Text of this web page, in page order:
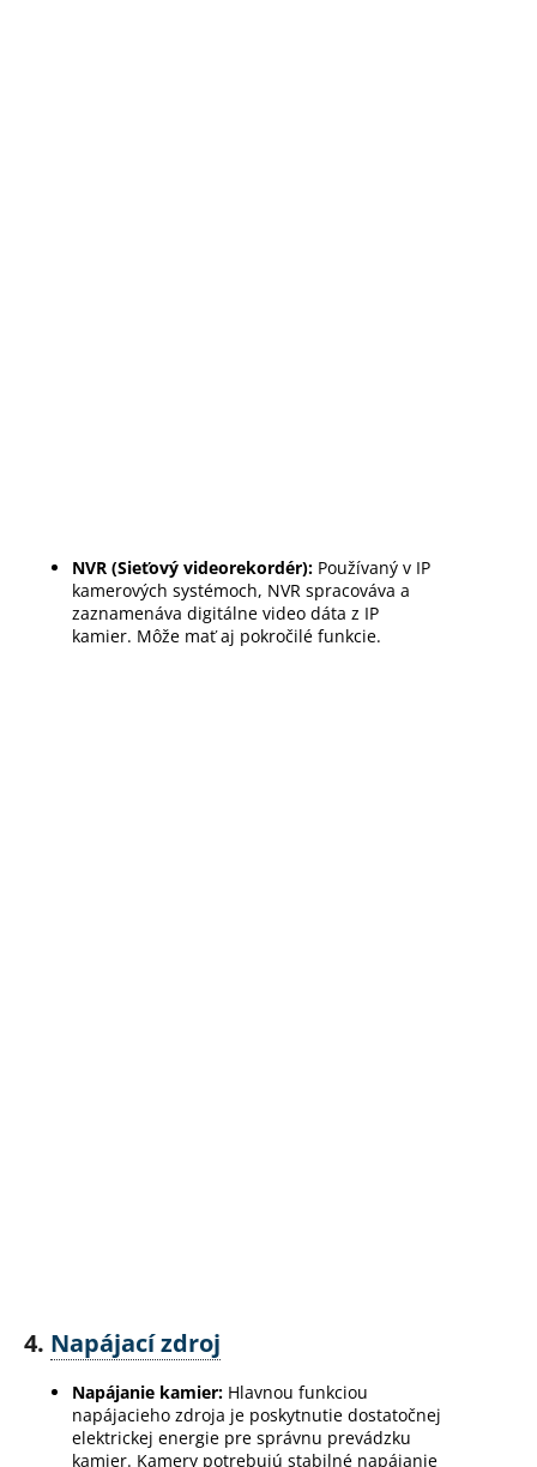
NVR (Sieťový videorekordér): Používaný v IP
kamerových systémoch, NVR spracováva a
zaznamenáva digitálne video dáta z IP
kamier. Môže mať aj pokročilé funkcie.
4. Napájací zdroj
Napájanie kamier: Hlavnou funkciou
napájacieho zdroja je poskytnutie dostatočnej
elektrickej energie pre správnu prevádzku
kamier. Kamery potrebujú stabilné napájanie